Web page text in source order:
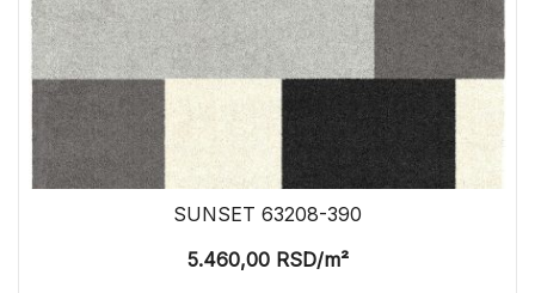
SUNSET 63208-390
5.460,00RSD/m²